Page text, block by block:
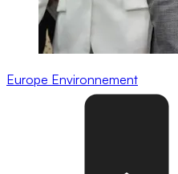
Europe Environnement